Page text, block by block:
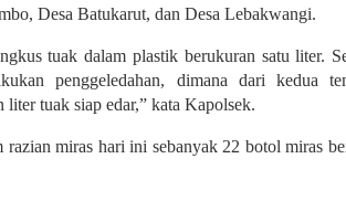
Desa Batukarut, dan Desa Lebakwangi.
tuak dalam plastik berukuran satu liter.
penggeledahan, dimana dari kedua
tuak siap edar,” kata Kapolsek.
miras hari ini sebanyak 22 botol miras